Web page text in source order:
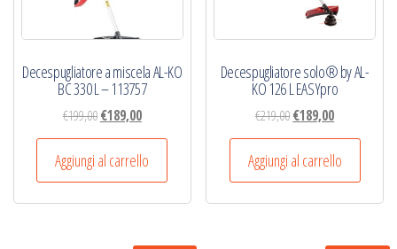
Decespugliatore a miscela AL-KO
BC 330 L – 113757
€199,00Il
prezzo
originale
era:
€199,00.
€189,00Il
prezzo
attuale
è:
€189,00.
Aggiungi al carrello
Decespugliatore solo® by AL-
KO 126 L EASYpro
€219,00Il
prezzo
originale
era:
€219,00.
€189,00Il
prezzo
attuale
è:
€189,00.
Aggiungi al carrello